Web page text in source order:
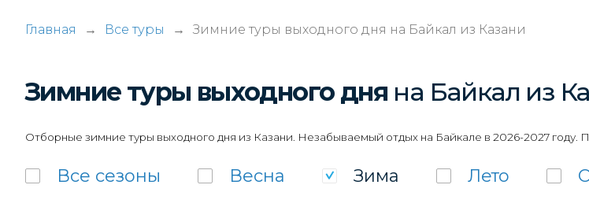
Главная → Все туры → Зимние туры выходного дня на Байкал из Казани
Зимние туры выходного дня на Байкал из
Отборные зимние туры выходного дня из Казани. Незабываемый отдых на Байкале в 2026-2027 году.
Все сезоны Весна Зима Лето